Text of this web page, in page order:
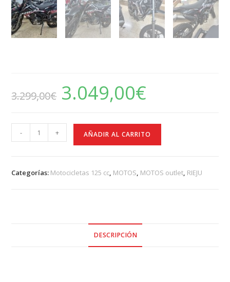
3.299,00€
El
precio
original
3.049,00€
MRT
- + AÑADIR AL CARRITO
Categorías: Motocicletas 125 cc, MOTOS, MOTOS outlet, RIEJU
DESCRIPCIÓN